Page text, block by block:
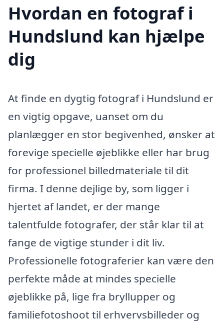
Hvordan en fotograf i
Hundslund kan hjælpe
dig
At finde en dygtig fotograf i Hundslund er
en vigtig opgave, uanset om du
planlægger en stor begivenhed, ønsker at
forevige specielle øjeblikke eller har brug
for professionel billedmateriale til dit
firma. I denne dejlige by, som ligger i
hjertet af landet, er der mange
talentfulde fotografer, der står klar til at
fange de vigtige stunder i dit liv.
Professionelle fotograferier kan være den
perfekte måde at mindes specielle
øjeblikke på, lige fra bryllupper og
familiefotoshoot til erhvervsbilleder og